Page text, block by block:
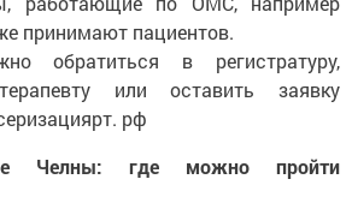
принимают пациентов.
обратиться в регистратуру,
или оставить заявку
рф
Челны: где можно пройти